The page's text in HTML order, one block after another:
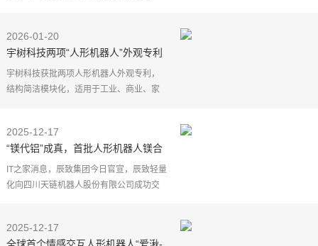
日起，智能仿生机
2026-01-20
宇树科技两项“人形机器人”外观专利
获批
宇树科技获批两项人形机器人外观专利，
结构简洁模块化，适用于工业、商业、家
内容由AI智能生成
有用
IT之家消息，根据
2025-12-17
“镁代铝”成真，首批人形机器人镁合
金电池盒交付
IT之家消息，辰致集团今日官宣，辰致轻量
化向四川天链机器人股份有限公司成功交
辰致集团表示，在当前以铝合金为主流材
2025-12-17
全球首个情感交互人形机器人“爱湫-